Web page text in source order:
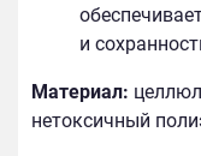
и
Материал:
нетоксичный